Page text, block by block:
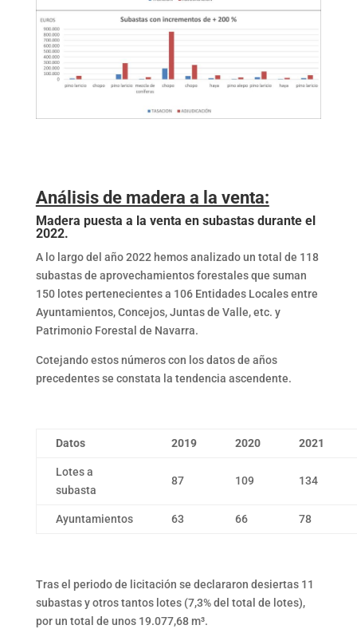
Análisis de madera a la venta:
Madera puesta a la venta en subastas durante el
2022.
A lo largo del año 2022 hemos analizado un total de 118
subastas de aprovechamientos forestales que suman
150 lotes pertenecientes a 106 Entidades Locales entre
Ayuntamientos, Concejos, Juntas de Valle, etc. y
Patrimonio Forestal de Navarra.
Cotejando estos números con los datos de años
precedentes se constata la tendencia ascendente.
Datos 2019 2020 2021
Lotes a
subasta
87 109 134
Ayuntamientos 63 66 78
Tras el periodo de licitación se declararon desiertas 11
subastas y otros tantos lotes (7,3% del total de lotes),
por un total de unos 19.077,68 m³.